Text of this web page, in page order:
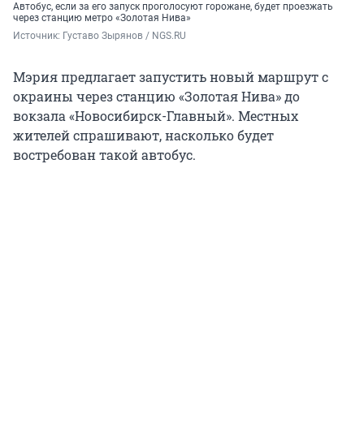
Автобус, если за его запуск проголосуют горожане, будет проезжать
через станцию метро «Золотая Нива»
Источник: Густаво Зырянов / NGS.RU
Мэрия предлагает запустить новый маршрут с
окраины через станцию «Золотая Нива» до
вокзала «Новосибирск-Главный». Местных
жителей спрашивают, насколько будет
востребован такой автобус.